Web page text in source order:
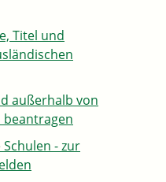
Titel und
außerhalb von
- zur